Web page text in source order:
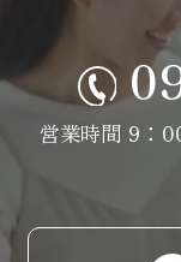
営業時間 9：